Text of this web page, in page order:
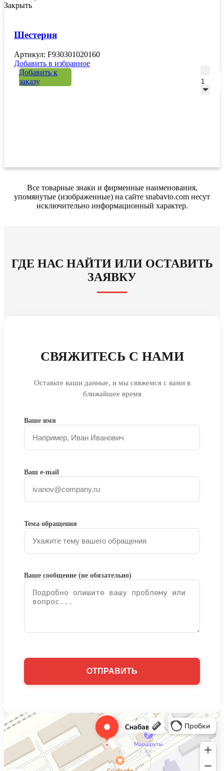
Закрыть
Шестерня
Артикул: F930301020160
Добавить в избранное
Добавить к
заказу
Все товарные знаки и фирменные наименования,
упомянутые (изображенные) на сайте snabavto.com несут
исключительно информационный характер.
ГДЕ НАС НАЙТИ ИЛИ ОСТАВИТЬ
ЗАЯВКУ
СВЯЖИТЕСЬ С НАМИ
Оставьте ваши данные, и мы свяжемся с вами в
ближайшее время
Ваше имя
Ваш e-mail
Тема обращения
Ваше сообщение (не обязательно)